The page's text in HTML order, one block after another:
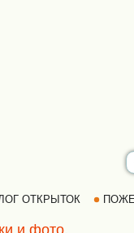
ОТКРЫТОК
и фото.